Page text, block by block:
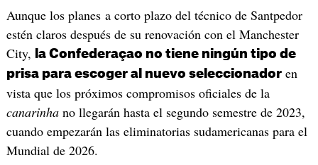
Aunque los planes a corto plazo del técnico de Santpedor
estén claros después de su renovación con el Manchester
City,
la Confederaçao no tiene ningún tipo de
prisa para escoger al nuevo seleccionadoren
vista que los próximos compromisos oficiales de la
canarinhano llegarán hasta el segundo semestre de 2023,
cuando empezarán las eliminatorias sudamericanas para el
Mundial de 2026.